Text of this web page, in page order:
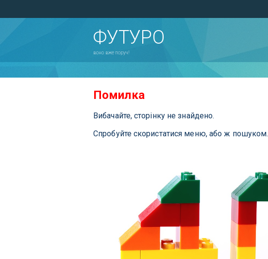
ФУТУРО
воно вже поруч!
Помилка
Вибачайте, сторінку не знайдено.
Спробуйте скористатися меню, або ж пошуком.